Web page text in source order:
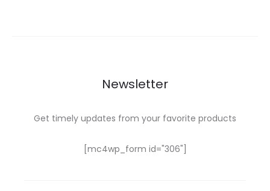
Newsletter
Get timely updates from your favorite products
[mc4wp_form id="306"]